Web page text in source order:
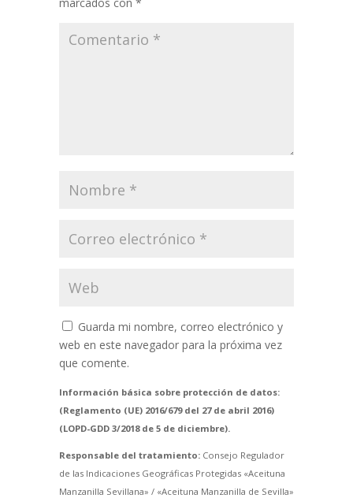
Guarda mi nombre, correo electrónico y
web en este navegador para la próxima vez
que comente.
Información básica sobre protección de datos:
(Reglamento (UE) 2016/679 del 27 de abril 2016)
(LOPD-GDD 3/2018 de 5 de diciembre).
Responsable del tratamiento:Consejo Regulador
de las Indicaciones Geográficas Protegidas «Aceituna
Manzanilla Sevillana» / «Aceituna Manzanilla de Sevilla»